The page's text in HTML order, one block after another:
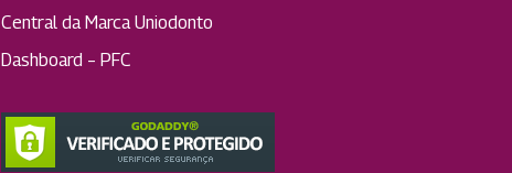
Central da Marca Uniodonto
Dashboard – PFC